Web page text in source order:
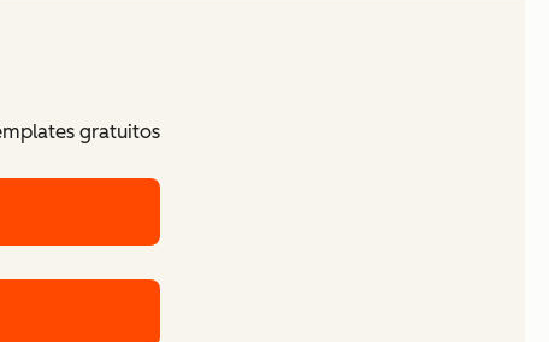
gratuitos